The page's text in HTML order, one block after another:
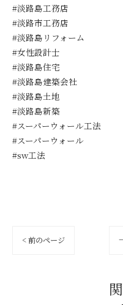
#淡路島工務店
#淡路市工務店
#淡路島リフォーム
#女性設計士
#淡路島住宅
#淡路島建築会社
#淡路島土地
#淡路島新築
#スーパーウォール工法
#スーパーウォール
#sw工法
< 前のページ